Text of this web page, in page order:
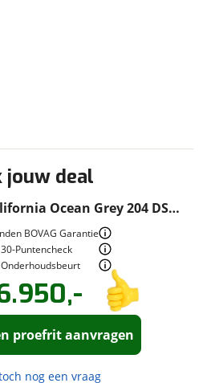
jouw deal
Ocean Grey 204 DSG
Vol!
BOVAG Garantie
30-Puntencheck
Onderhoudsbeurt
proefrit aanvragen
proefrit
B.V. neemt
je op om een proefrit
nog een vraag
vraag!
B.V. neemt
je op om je vraag te